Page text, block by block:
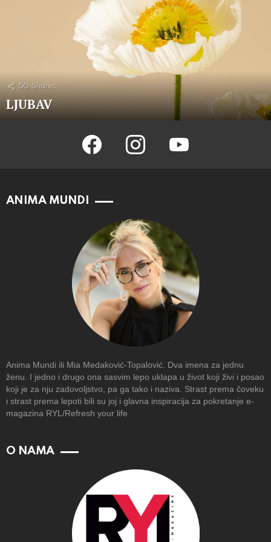
50 Shares
LJUBAV
facebook instagram youtube
ANIMA MUNDI
Anima Mundi ili Mia Medaković-Topalović. Dva imena za jednu
ženu. I jedno i drugo ona sasvim lepo uklapa u život koji živi i posao
koji je za nju zadovoljstvo, pa ga tako i naziva. Strast prema čoveku
i strast prema lepoti bili su joj i glavna inspiracija za pokretanje e-
magazina RYL/Refresh your life
O NAMA